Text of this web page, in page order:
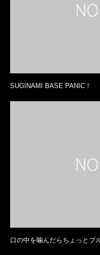
SUGINAMI BASE PANIC！
口の中を噛んだらちょっとブ